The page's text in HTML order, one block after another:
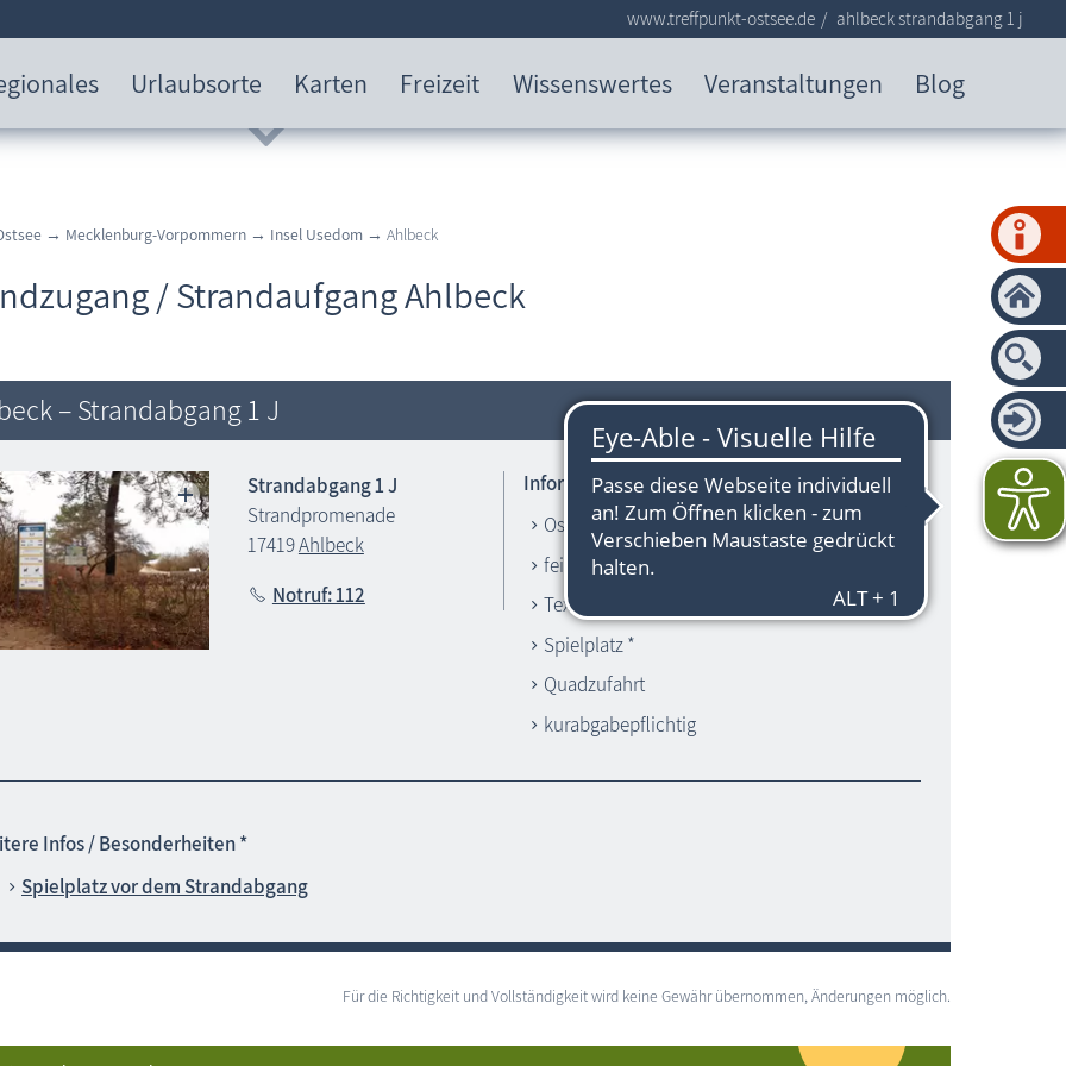
Urlaubsorte Karten Freizeit Wissenswertes Veranstaltungen Blog
www.treffpunkt-ostsee.de ahlbeck strandabgang 1 j
→ Mecklenburg-Vorpommern → Insel Usedom → Ahlbeck
/ Strandaufgang Ahlbeck
– Strandabgang 1 J
Strandabgang 1 J
Strandpromenade
17419Ahlbeck
Notruf: 112
Informationen zum Strandbereich
Ostsee
feinsandiger Strand
Textilstrand
Spielplatz *
Quadzufahrt
kurabgabepflichtig
Infos / Besonderheiten *
Spielplatz vor dem Strandabgang
Für die Richtigkeit und Vollständigkeit wird keine Gewähr übernommen, Änderungen möglich.